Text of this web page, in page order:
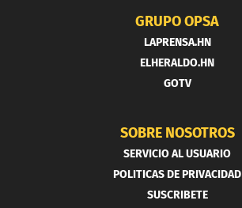
GRUPO OPSA
LAPRENSA.HN
ELHERALDO.HN
GOTV
SOBRE NOSOTROS
SERVICIO AL USUARIO
POLITICAS DE PRIVACIDAD
SUSCRIBETE